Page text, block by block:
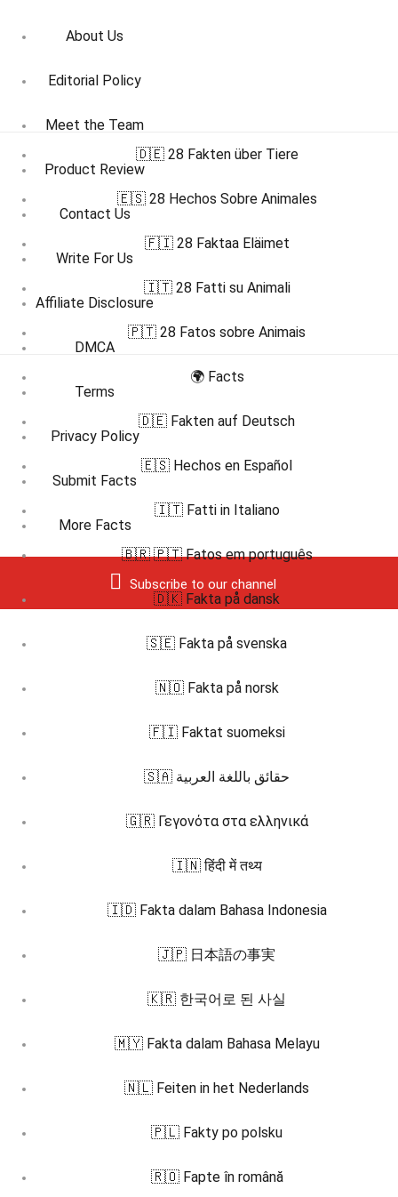
About Us
Editorial Policy
Meet the Team
Product Review
Contact Us
Write For Us
Affiliate Disclosure
DMCA
Terms
Privacy Policy
Submit Facts
More Facts
Subscribe to our channel
🇩🇪 28 Fakten über Tiere
🇪🇸 28 Hechos Sobre Animales
🇫🇮 28 Faktaa Eläimet
🇮🇹 28 Fatti su Animali
🇵🇹 28 Fatos sobre Animais
🌍 Facts
🇩🇪 Fakten auf Deutsch
🇪🇸 Hechos en Español
🇮🇹 Fatti in Italiano
🇧🇷 🇵🇹 Fatos em português
🇩🇰 Fakta på dansk
🇸🇪 Fakta på svenska
🇳🇴 Fakta på norsk
🇫🇮 Faktat suomeksi
🇸🇦 حقائق باللغة العربية
🇬🇷 Γεγονότα στα ελληνικά
🇮🇳 हिंदी में तथ्य
🇮🇩 Fakta dalam Bahasa Indonesia
🇯🇵 日本語の事実
🇰🇷 한국어로 된 사실
🇲🇾 Fakta dalam Bahasa Melayu
🇳🇱 Feiten in het Nederlands
🇵🇱 Fakty po polsku
🇷🇴 Fapte în română